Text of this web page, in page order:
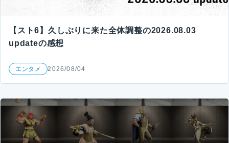
【スト6】久しぶりに来た全体調整の2026.08.03
updateの感想
エンタメ 2026/08/04